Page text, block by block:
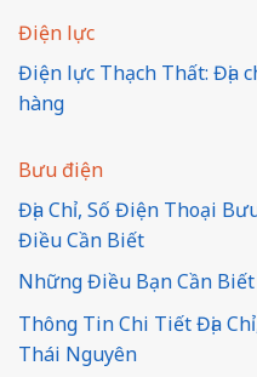
Điện lực
Điện lực Thạch Thất: Địa
hàng
Bưu điện
Địa Chỉ, Số Điện Thoại
Điều Cần Biết
Những Điều Bạn Cần
Thông Tin Chi Tiết Địa
Thái Nguyên